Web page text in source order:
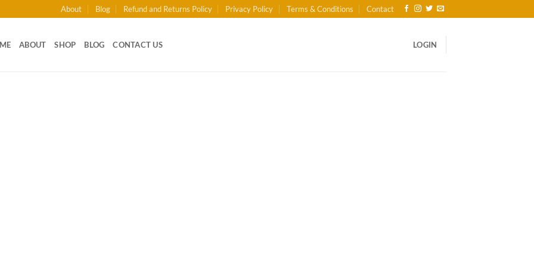
About Blog Refund and Returns Policy Privacy Policy Terms & Conditions Contact
ABOUT SHOP BLOG CONTACT US LOGIN